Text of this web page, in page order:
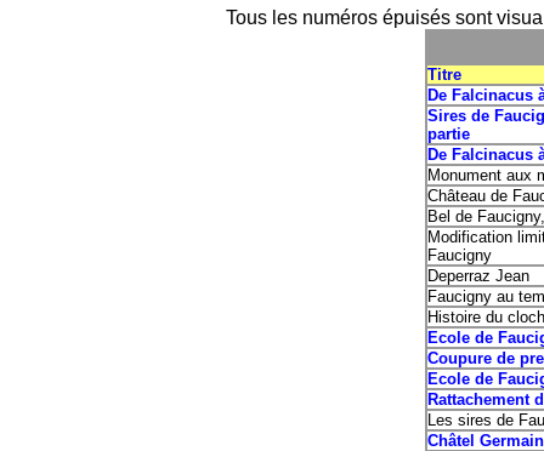
Tous les numéros épuisés sont
Titre
De Falcinacus
Sires de
partie
De Falcinacus
Monument aux
Château de
Bel de
Modification
Faucigny
Deperraz Jean
Faucigny au
Histoire du
Ecole de
Coupure de
Ecole de
Rattachement
Les sires de
Châtel Germain